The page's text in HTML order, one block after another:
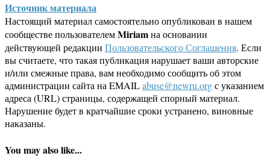
Источник материала
Настоящий материал самостоятельно опубликован в нашем
сообществе пользователемMiriamна основании
действующей редакции Пользовательского Соглашения. Если
вы считаете, что такая публикация нарушает ваши авторские
и/или смежные права, вам необходимо сообщить об этом
администрации сайта на EMAILabuse@newru.orgс указанием
адреса (URL) страницы, содержащей спорный материал.
Нарушение будет в кратчайшие сроки устранено, виновные
наказаны.
You may also like...